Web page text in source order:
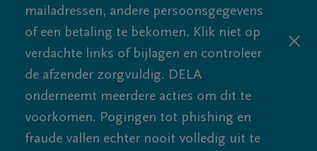
mailadressen, andere persoonsgegevens
of een betaling te bekomen. Klik niet op
verdachte links of bijlagen en controleer
de afzender zorgvuldig. DELA
onderneemt meerdere acties om dit te
voorkomen. Pogingen tot phishing en
fraude vallen echter nooit volledig uit te